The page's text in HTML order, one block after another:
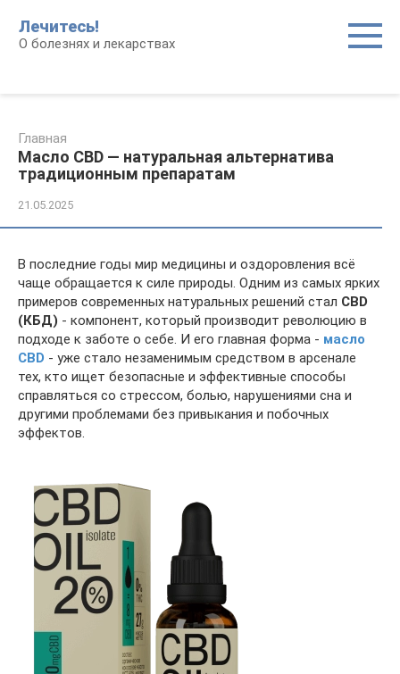
контенту
Лечитесь!
О болезнях и лекарствах
Главная
Масло CBD — натуральная альтернатива
традиционным препаратам
21.05.2025
В последние годы мир медицины и оздоровления всё
чаще обращается к силе природы. Одним из самых ярких
примеров современных натуральных решений стал CBD
(КБД) - компонент, который производит революцию в
подходе к заботе о себе. И его главная форма - масло
CBD - уже стало незаменимым средством в арсенале
тех, кто ищет безопасные и эффективные способы
справляться со стрессом, болью, нарушениями сна и
другими проблемами без привыкания и побочных
эффектов.